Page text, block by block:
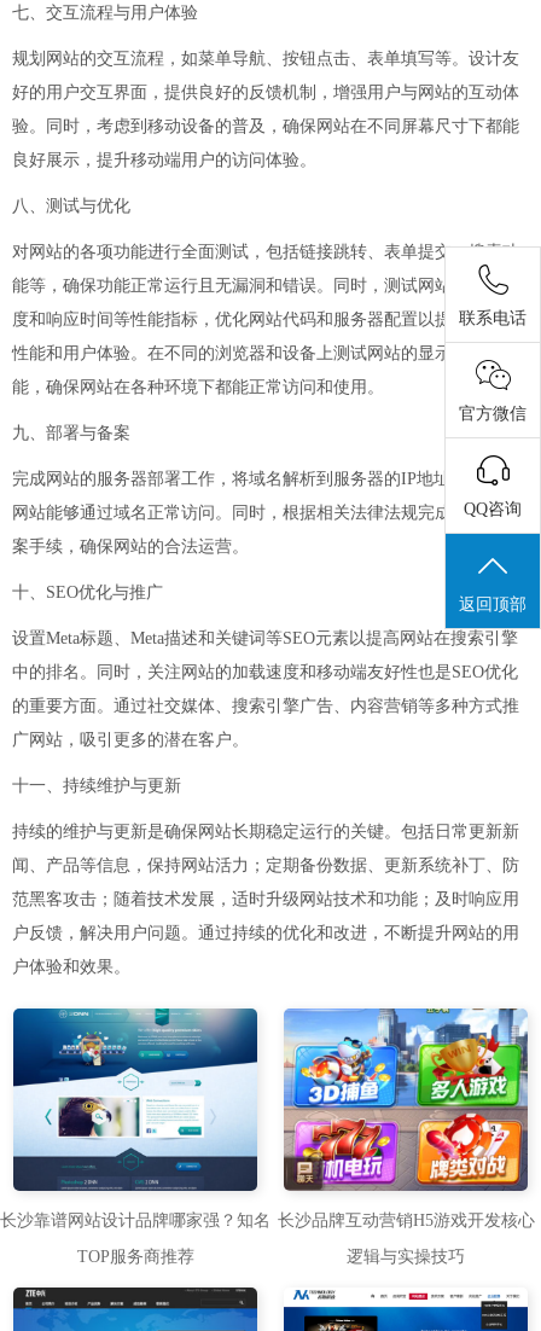
七、交互流程与用户体验
规划网站的交互流程，如菜单导航、按钮点击、表单填写等。设计友
好的用户交互界面，提供良好的反馈机制，增强用户与网站的互动体
验。同时，考虑到移动设备的普及，确保网站在不同屏幕尺寸下都能
良好展示，提升移动端用户的访问体验。
八、测试与优化
对网站的各项功能进行全面测试，包括链接跳转、表单提交、搜索功
能等，确保功能正常运行且无漏洞和错误。同时，测试网站的加载速
度和响应时间等性能指标，优化网站代码和服务器配置以提高网站的
性能和用户体验。在不同的浏览器和设备上测试网站的显示效果和功
能，确保网站在各种环境下都能正常访问和使用。
九、部署与备案
完成网站的服务器部署工作，将域名解析到服务器的IP地址上，确保
网站能够通过域名正常访问。同时，根据相关法律法规完成网站的备
案手续，确保网站的合法运营。
十、SEO优化与推广
设置Meta标题、Meta描述和关键词等SEO元素以提高网站在搜索引擎
中的排名。同时，关注网站的加载速度和移动端友好性也是SEO优化
的重要方面。通过社交媒体、搜索引擎广告、内容营销等多种方式推
广网站，吸引更多的潜在客户。
十一、持续维护与更新
持续的维护与更新是确保网站长期稳定运行的关键。包括日常更新新
闻、产品等信息，保持网站活力；定期备份数据、更新系统补丁、防
范黑客攻击；随着技术发展，适时升级网站技术和功能；及时响应用
户反馈，解决用户问题。通过持续的优化和改进，不断提升网站的用
户体验和效果。
长沙靠谱网站设计品牌哪家强？知名
TOP服务商推荐
长沙品牌互动营销H5游戏开发核心
逻辑与实操技巧
联系电话
官方微信
QQ咨询
返回顶部